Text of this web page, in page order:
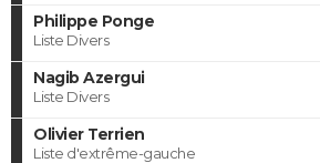
Philippe Ponge
Liste Divers
Nagib Azergui
Liste Divers
Olivier Terrien
Liste d'extrême-gauche